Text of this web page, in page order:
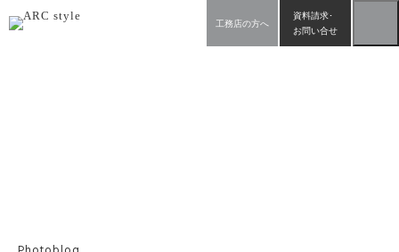
工務店の方へ
資料請求･
お問い合せ